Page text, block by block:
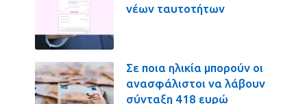
νέων ταυτοτήτων
Σε ποια ηλικία μπορούν οι
ανασφάλιστοι να λάβουν
σύνταξη 418 ευρώ